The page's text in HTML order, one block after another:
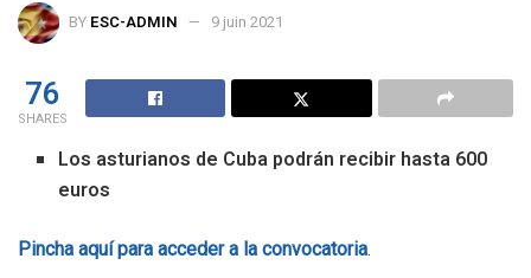
BY ESC-ADMIN 9 juin 2021
76
SHARES
Los asturianos de Cuba podrán recibir hasta 600
euros
Pincha aquí para acceder a la convocatoria.